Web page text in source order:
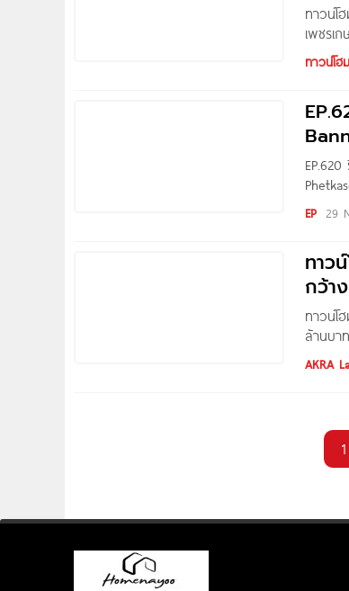
ทาวน์โ
เพชรเ
เดินท
เริ่มต้น
ทาวน์โ
ชมโคร
63-วงแ
EP 29
ทาว
กว้า
ทาวน์โ
ล้านบา
AKRA
1